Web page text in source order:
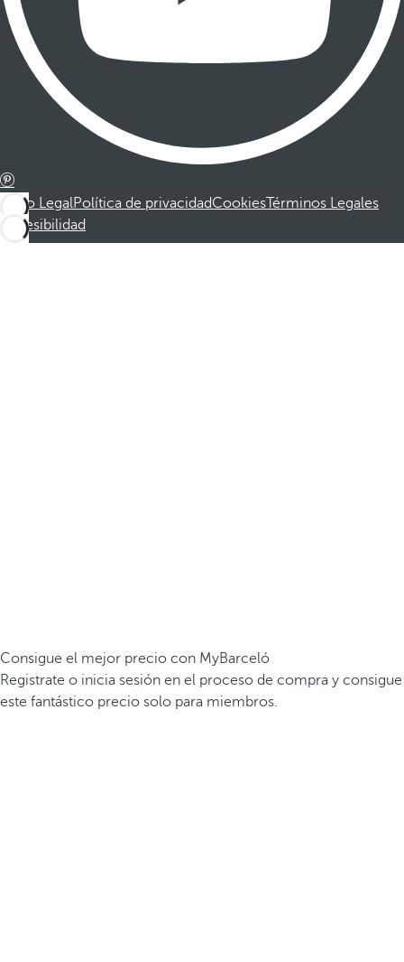
Aviso LegalPolítica de privacidadCookiesTérminos Legales
Accesibilidad
Consigue el mejor precio con MyBarceló
Registrate o inicia sesión en el proceso de compra y consigue
este fantástico precio solo para miembros.